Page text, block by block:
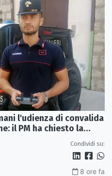
l'udienza di convalida
il PM ha chiesto la
Condividi su:
8 ore fa